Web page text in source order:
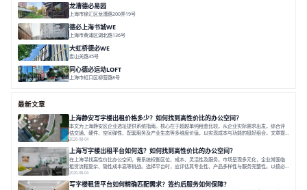
龙漕德必易园
上海市徐汇区龙漕路200弄19号
德必上海书城WE
上海市黄浦区湖北路136号
大虹桥德必WE
娄山关路35号
同心德必运动LOFT
上海市虹口区柳营路8号
最新文章
上海静安写字楼出租价格多少？如何找到高性价比的办公空间？
本文为上海静安区企业选址提供系统指南。核心在于超越单纯租金比较，从企业实际需求出发，综合评
估交通、硬件、空间弹性、配套服务及产业生态等多维度价值，以实现成本与功能的挺好组合。文章提
出打破固定工位思维，采用精装灵活空间与共享配套以提升性价比，并通过不同规模企业的实际案例加
以说明。之后指出，专业运营服务商提供的稳定环境、社群活动与产业集聚等增值服务，是很大化空间
价值、助力企业成长的关键。对于许多在
2026-08-04
上海写字楼出租平台如何选？如何找到高性价比的办公空间？
在上海寻找高性价比办公空间，需系统权衡区位、成本、灵活性及服务。市场呈现多元化，企业常面临
租赁流程复杂、隐性成本高等挑战。选择平台时，应评估其专业性、产品多样性与服务完整性。以德必
为例，其提供从空间到生态的解决方案，通过特色园区、灵活产品和丰富配套，满足不同企业需求。企
业应明确自身需求，实地考察，选择能支持长期发展、提升竞争力的办公空间。在上海寻找合适的办公
空间，对于企业行政负责人、中小企业主
2026-08-04
写字楼租赁平台如何精确匹配需求？签约后服务如何保障？